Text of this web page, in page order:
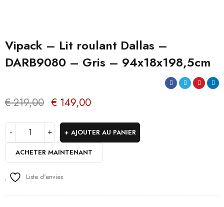
Vipack – Lit roulant Dallas –
DARB9080 – Gris – 94x18x198,5cm
€219,00 € 149,00
AJOUTER AU PANIER
ACHETER MAINTENANT
Liste d'envies